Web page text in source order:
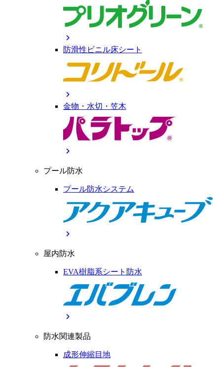
chevron_right
防滑性ビニル床シート
chevron_right
金物・水切・笠木
chevron_right
プール防水
プール防水システム
chevron_right
屋内防水
EVA樹脂系シート防水
chevron_right
防水関連製品
成形伸縮目地